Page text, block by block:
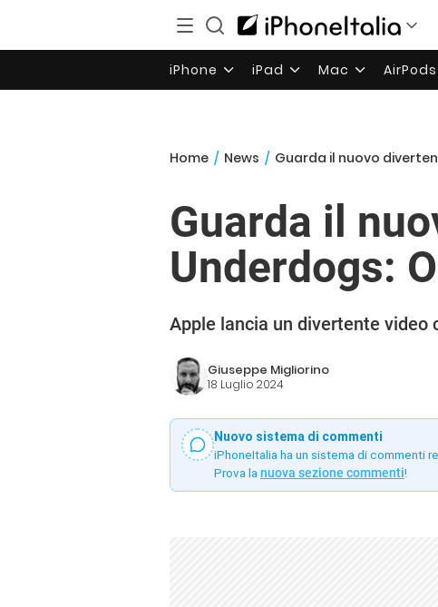
iPhone iPad Mac AirPods
Home / News / Guarda il nuovo
Guarda il
Underdogs:
Apple lancia un divertente
Giuseppe Migliorino
18 Luglio 2024
Nuovo sistema di commenti
iPhoneItalia ha un sistema di commenti
Prova la nuova sezione commenti!